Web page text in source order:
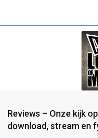
Reviews – Onze kijk
download, stream en